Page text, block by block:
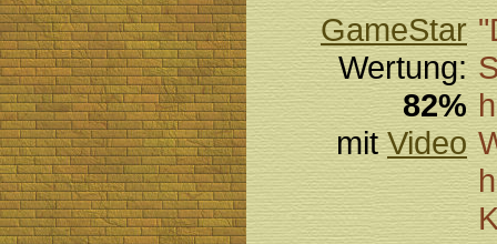
GameStar
Wertung:
82%
mitVideo